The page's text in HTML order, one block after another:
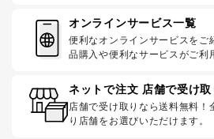
オンラインサービス一覧
便利なオンラインサービスを
品購入や便利なサービスがご利
ネットで注文 店舗で受け取
店舗で受け取りなら送料無料！
り店舗をお選びいただけます。